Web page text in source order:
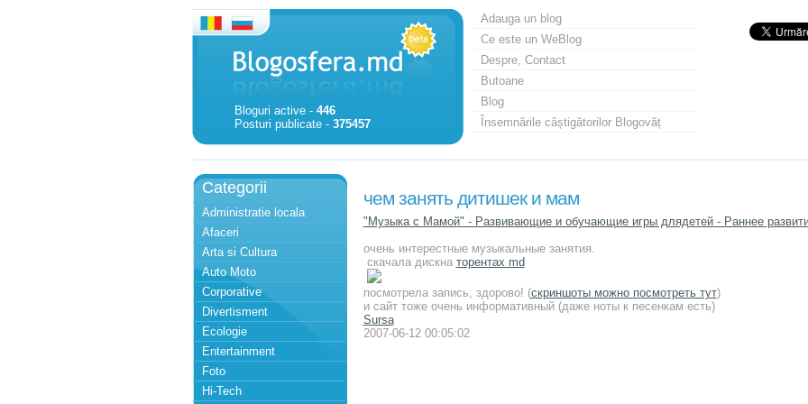
Bloguri active - 446
Posturi publicate - 375457
Adauga un blog
Ce este un WeBlog
Despre, Contact
Butoane
Blog
Însemnările câștigătorilor Blogovăț
Categorii
Administratie locala
Afaceri
Arta si Cultura
Auto Moto
Corporative
Divertisment
Ecologie
Entertainment
Foto
Hi-Tech
чем занять дитишек и мам
"Музыка с Мамой" - Развивающие и обучающие игры длядетей - Раннее
очень интерестные музыкальные занятия.
скачала дискна торентах md
посмотрела запись, здорово! (скриншоты можно посмотреть тут)
и сайт тоже очень информативный (даже ноты к песенкам есть)
Sursa
2007-06-12 00:05:02